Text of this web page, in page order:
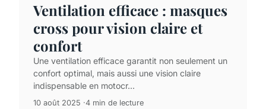
Ventilation efficace : masques
cross pour vision claire et
confort
Une ventilation efficace garantit non seulement un
confort optimal, mais aussi une vision claire
indispensable en motocr...
10 août 2025 4 min de lecture